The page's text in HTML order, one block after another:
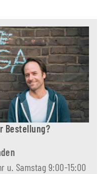
Bestellung?
u. Samstag 9:00-15:00